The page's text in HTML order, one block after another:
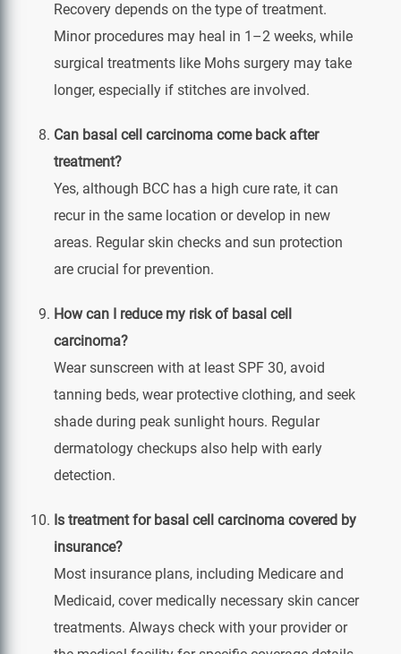
Recovery depends on the type of treatment.
Minor procedures may heal in 1–2 weeks, while
surgical treatments like Mohs surgery may take
longer, especially if stitches are involved.
Can basal cell carcinoma come back after
treatment?
Yes, although BCC has a high cure rate, it can
recur in the same location or develop in new
areas. Regular skin checks and sun protection
are crucial for prevention.
How can I reduce my risk of basal cell
carcinoma?
Wear sunscreen with at least SPF 30, avoid
tanning beds, wear protective clothing, and seek
shade during peak sunlight hours. Regular
dermatology checkups also help with early
detection.
Is treatment for basal cell carcinoma covered by
insurance?
Most insurance plans, including Medicare and
Medicaid, cover medically necessary skin cancer
treatments. Always check with your provider or